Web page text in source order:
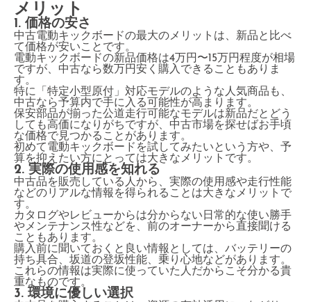
メリット
1. 価格の安さ
中古電動キックボードの最大のメリットは、新品と比べ
て価格が安いことです。
電動キックボードの新品価格は4万円〜15万円程度が相場
ですが、中古なら数万円安く購入できることもありま
す。
特に「特定小型原付」対応モデルのような人気商品も、
中古なら予算内で手に入る可能性が高まります。
保安部品が揃った公道走行可能なモデルは新品だとどう
しても高価になりがちですが、中古市場を探せばお手頃
な価格で見つかることがあります。
初めて電動キックボードを試してみたいという方や、予
算を抑えたい方にとっては大きなメリットです。
2. 実際の使用感を知れる
中古品を販売している人から、実際の使用感や走行性能
などのリアルな情報を得られることは大きなメリットで
す。
カタログやレビューからは分からない日常的な使い勝手
やメンテナンス性などを、前のオーナーから直接聞ける
こともあります。
購入前に聞いておくと良い情報としては、バッテリーの
持ち具合、坂道の登坂性能、乗り心地などがあります。
これらの情報は実際に使っていた人だからこそ分かる貴
重なものです。
3. 環境に優しい選択